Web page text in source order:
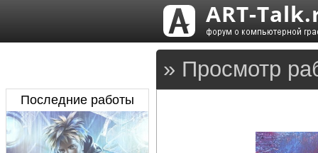
» Просмотр
Последние работы